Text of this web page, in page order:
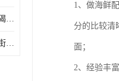
东莞中堂 东莞高埗 东莞石碣 东莞望牛墩 东莞洪梅 东莞道滘 东莞石龙镇 东莞石排镇
光明区： 光明街道、 公明街道、 新湖街道、 凤凰街道、 玉塘街道、 马田街道
1、做海鲜
分的比较清
面；
2、经验丰